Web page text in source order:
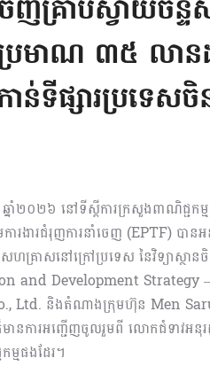
េញគ្រាប់ស្វាយច
រមាណ ៣៥ លានដុ
ន់ទីផ្សារប្រទេសចិ
ាំ២០២៦ នៅទីស្តីការក្រសួងពាណិជ្ជកម្
ការងារជំរុញការនាំចេញ (EPTF)
សហគ្រាសនៅក្រៅប្រទេស នៃវិទ្យាស្ថា
and Development Strategy
Ltd. និងតំណាងក្រុមហ៊ុន Men
មានការអញ្ជើញចូលរួមពី លោកជំទាវអនុ
មផងដែរ។